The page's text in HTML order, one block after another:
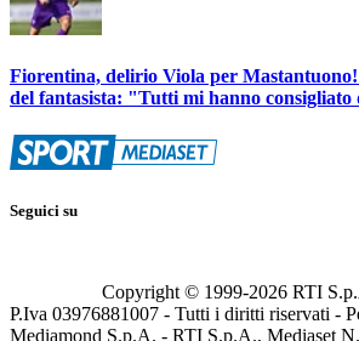
Fiorentina, delirio Viola per
del fantasista: "Tutti mi hanno
Seguici su
Copyright © 1999-2026 RTI
P.Iva 03976881007 - Tutti i diritti riservati -
Mediamond S.p.A. - RTI S.p.A., Mediaset